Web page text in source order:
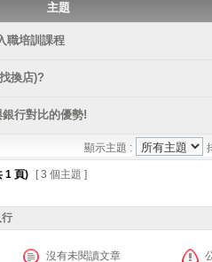
主題
職培訓課程
換店)?
行對比的優勢!
顯示主題 :
1 頁) [ 3 個主題 ]
沒有未閱讀文章